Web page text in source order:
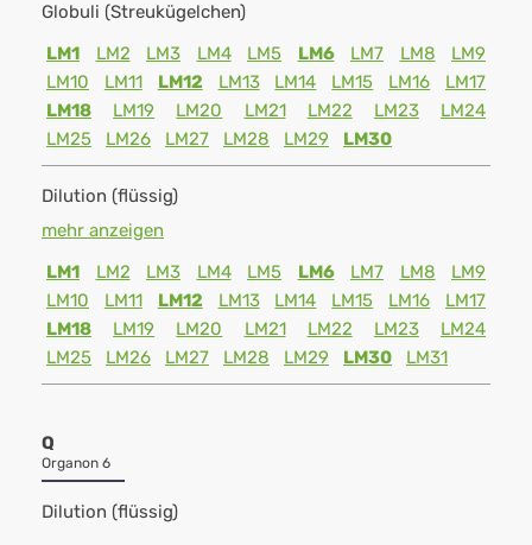
Globuli (Streukügelchen)
LM1
LM2 LM3 LM4 LM5 LM6 LM7 LM8
LM9
LM10
LM11 LM12 LM13 LM14 LM15 LM16
LM17
LM18
LM19 LM20 LM21 LM22 LM23
LM24
LM25
LM26 LM27 LM28 LM29 LM30
Dilution (flüssig)
mehr anzeigen
LM1
LM2 LM3 LM4 LM5 LM6 LM7 LM8
LM9
LM10
LM11 LM12 LM13 LM14 LM15 LM16
LM17
LM18
LM19 LM20 LM21 LM22 LM23
LM24
LM25
LM26 LM27 LM28 LM29 LM30 LM31
Q
Organon 6
Dilution (flüssig)